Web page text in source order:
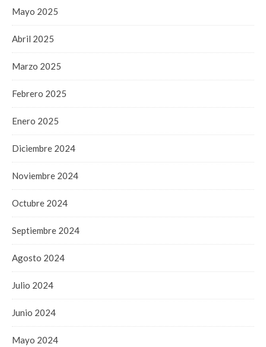
Mayo 2025
Abril 2025
Marzo 2025
Febrero 2025
Enero 2025
Diciembre 2024
Noviembre 2024
Octubre 2024
Septiembre 2024
Agosto 2024
Julio 2024
Junio 2024
Mayo 2024